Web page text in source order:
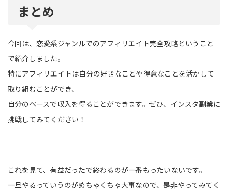
まとめ
今回は、恋愛系ジャンルでのアフィリエイト完全攻略ということ
で紹介しました。
特にアフィリエイトは自分の好きなことや得意なことを活かして
取り組むことができ、
自分のペースで収入を得ることができます。ぜひ、インスタ副業に
挑戦してみてください！
これを見て、有益だったで終わるのが一番もったいないです。
一旦やるっていうのがめちゃくちゃ大事なので、是非やってみてく